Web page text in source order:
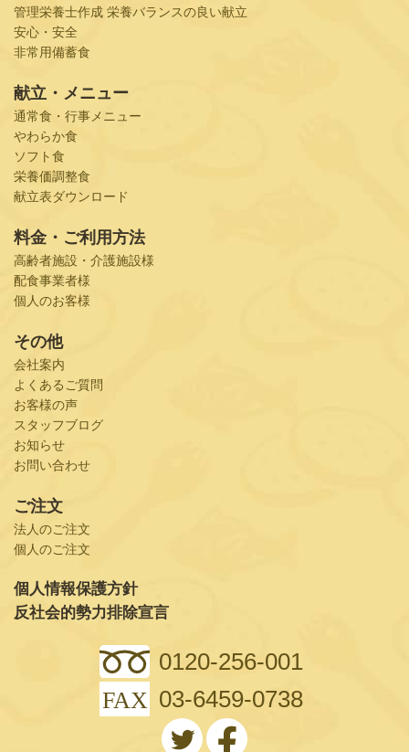
管理栄養士作成 栄養バランスの良い献立
安心・安全
非常用備蓄食
献立・メニュー
通常食・行事メニュー
やわらか食
ソフト食
栄養価調整食
献立表ダウンロード
料金・ご利用方法
高齢者施設・介護施設様
配食事業者様
個人のお客様
その他
会社案内
よくあるご質問
お客様の声
スタッフブログ
お知らせ
お問い合わせ
ご注文
法人のご注文
個人のご注文
個人情報保護方針
反社会的勢力排除宣言
0120-256-001
FAX 03-6459-0738